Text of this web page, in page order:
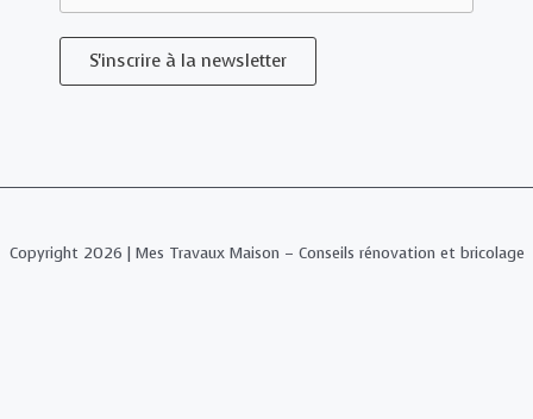
S'inscrire à la newsletter
Copyright 2026 | Mes Travaux Maison – Conseils rénovation et bricolage